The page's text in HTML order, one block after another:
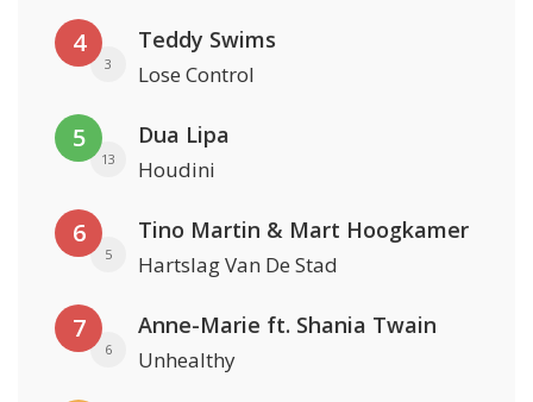
4
3
Teddy Swims
Lose Control
5
13
Dua Lipa
Houdini
6
5
Tino Martin & Mart Hoogkamer
Hartslag Van De Stad
7
6
Anne-Marie ft. Shania Twain
Unhealthy